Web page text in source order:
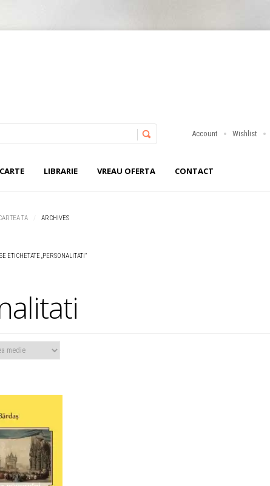
Account Wishlist
LIBRARIE VREAU OFERTA CONTACT
TA ARCHIVES
ETICHETATE „PERSONALITATI”
Me